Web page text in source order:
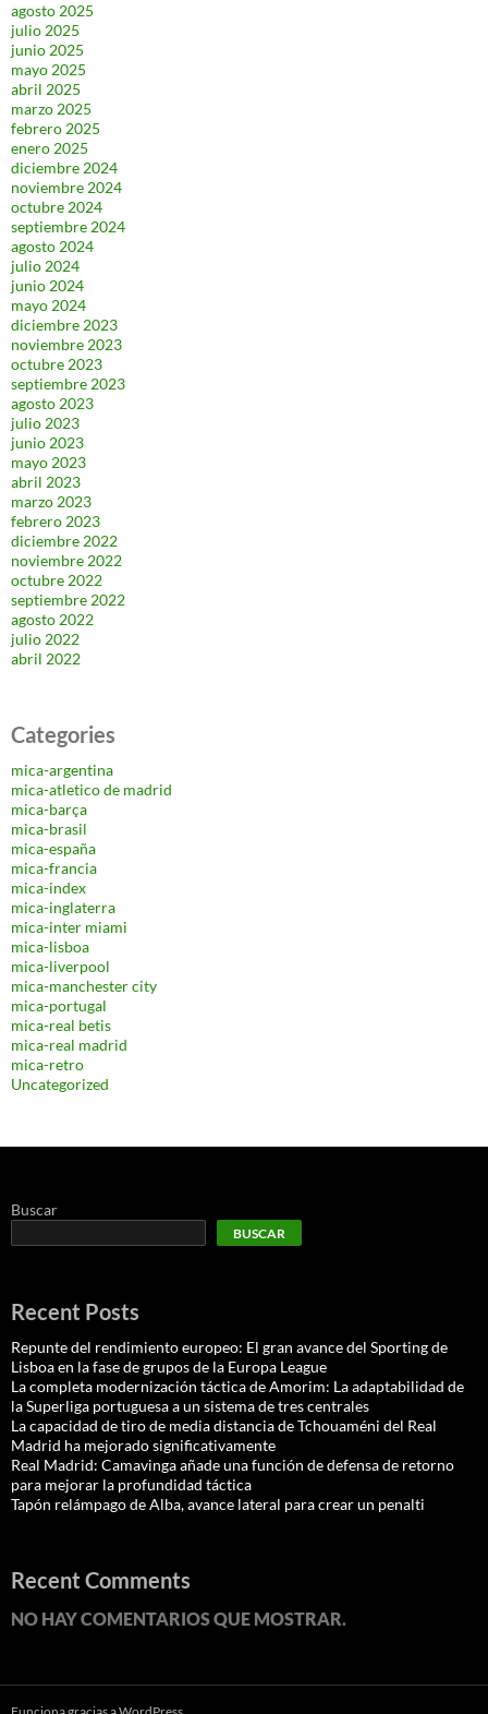
agosto 2025
julio 2025
junio 2025
mayo 2025
abril 2025
marzo 2025
febrero 2025
enero 2025
diciembre 2024
noviembre 2024
octubre 2024
septiembre 2024
agosto 2024
julio 2024
junio 2024
mayo 2024
diciembre 2023
noviembre 2023
octubre 2023
septiembre 2023
agosto 2023
julio 2023
junio 2023
mayo 2023
abril 2023
marzo 2023
febrero 2023
diciembre 2022
noviembre 2022
octubre 2022
septiembre 2022
agosto 2022
julio 2022
abril 2022
Categories
mica-argentina
mica-atletico de madrid
mica-barça
mica-brasil
mica-españa
mica-francia
mica-index
mica-inglaterra
mica-inter miami
mica-lisboa
mica-liverpool
mica-manchester city
mica-portugal
mica-real betis
mica-real madrid
mica-retro
Uncategorized
Buscar
BUSCAR
Recent Posts
Repunte del rendimiento europeo: El gran avance del Sporting de
Lisboa en la fase de grupos de la Europa League
La completa modernización táctica de Amorim: La adaptabilidad de
la Superliga portuguesa a un sistema de tres centrales
La capacidad de tiro de media distancia de Tchouaméni del Real
Madrid ha mejorado significativamente
Real Madrid: Camavinga añade una función de defensa de retorno
para mejorar la profundidad táctica
Tapón relámpago de Alba, avance lateral para crear un penalti
Recent Comments
NO HAY COMENTARIOS QUE MOSTRAR.